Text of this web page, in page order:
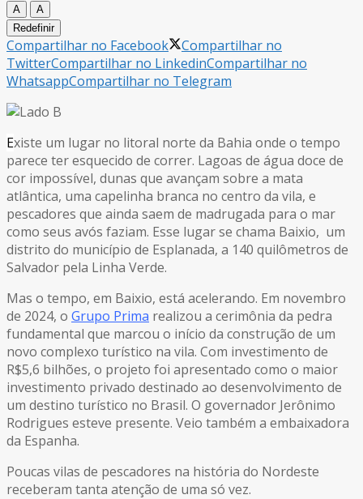
A
A
Redefinir
Compartilhar no Facebook
Compartilhar no
TwitterCompartilhar no LinkedinCompartilhar no
WhatsappCompartilhar no Telegram
Existe um lugar no litoral norte da Bahia onde o tempo
parece ter esquecido de correr. Lagoas de água doce de
cor impossível, dunas que avançam sobre a mata
atlântica, uma capelinha branca no centro da vila, e
pescadores que ainda saem de madrugada para o mar
como seus avós faziam. Esse lugar se chama Baixio, um
distrito do município de Esplanada, a 140 quilômetros de
Salvador pela Linha Verde.
Mas o tempo, em Baixio, está acelerando. Em novembro
de 2024, o Grupo Prima realizou a cerimônia da pedra
fundamental que marcou o início da construção de um
novo complexo turístico na vila. Com investimento de
R$5,6 bilhões, o projeto foi apresentado como o maior
investimento privado destinado ao desenvolvimento de
um destino turístico no Brasil. O governador Jerônimo
Rodrigues esteve presente. Veio também a embaixadora
da Espanha.
Poucas vilas de pescadores na história do Nordeste
receberam tanta atenção de uma só vez.